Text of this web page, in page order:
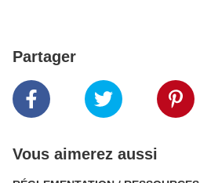
Partager
Vous aimerez aussi